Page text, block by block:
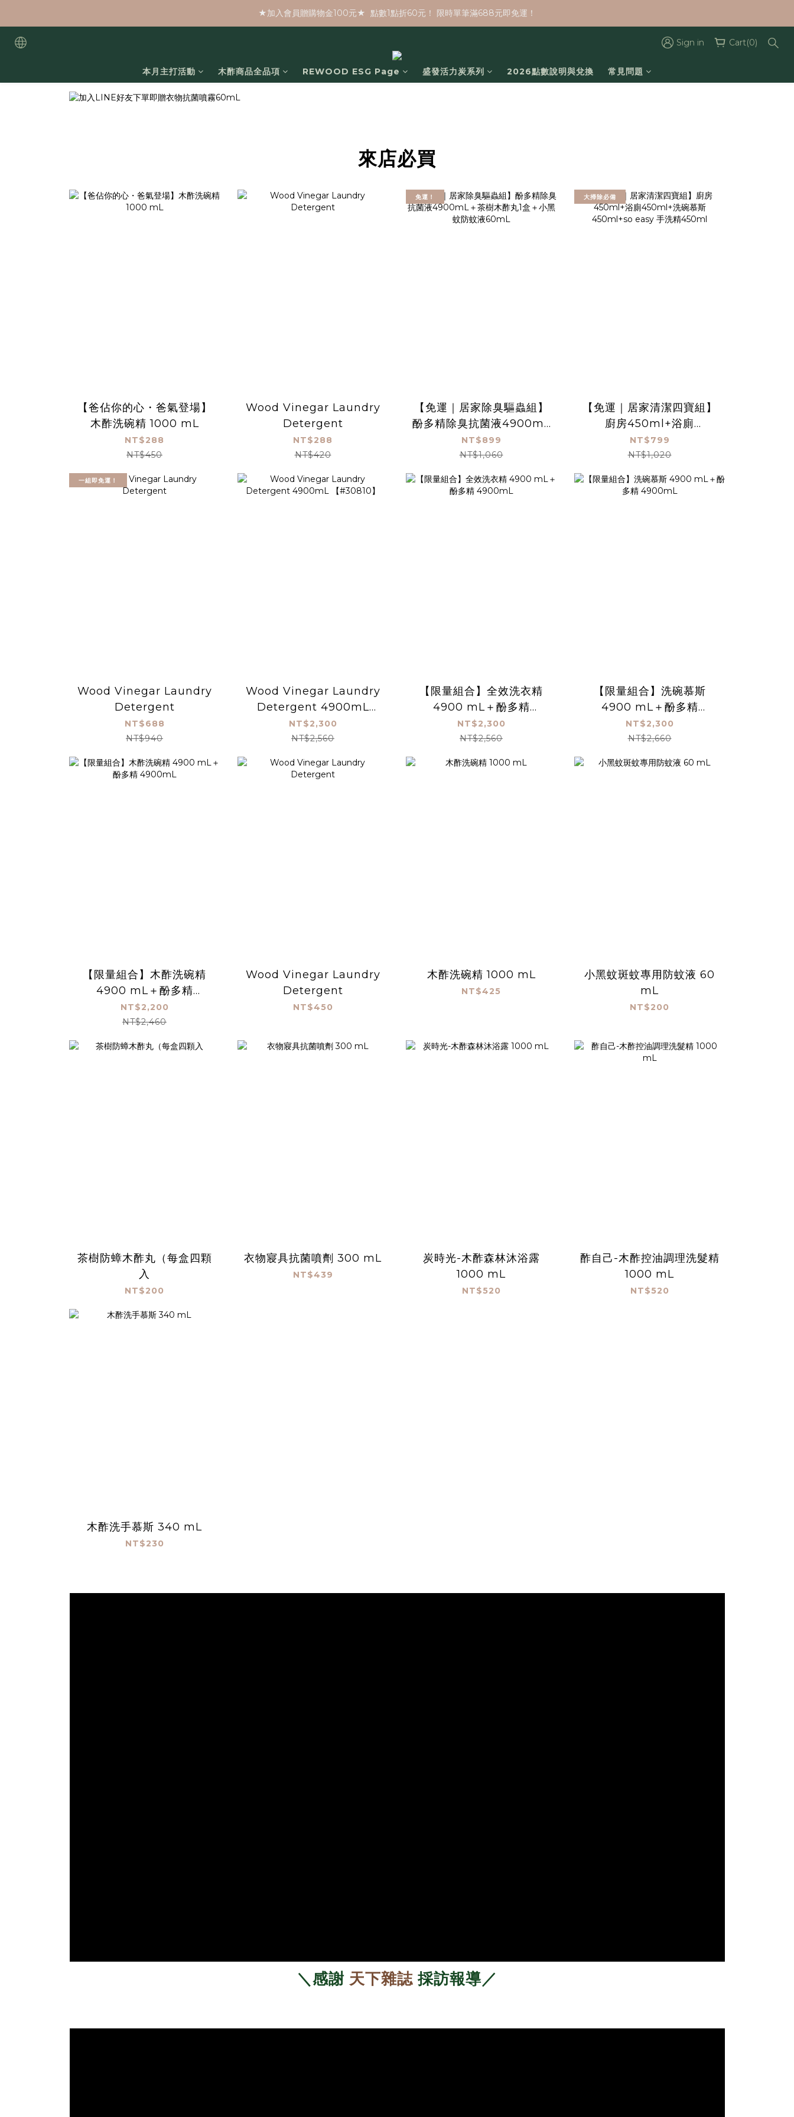
★加入會員贈購物金100元★  點數1點折60元！ 限時單筆滿688元即免運！
Sign in Cart(0)
本月主打活動 木酢商品全品項 REWOOD ESG Page 盛發活力炭系列 2026點數說明與兌換 常見問題 prev next
來店必買
【爸佔你的心・爸氣登場】
木酢洗碗精 1000 mL
NT$288
NT$450
Wood Vinegar Laundry
Detergent
NT$288
NT$420
免運！
【免運｜居家除臭驅蟲組】
酚多精除臭抗菌液4900mL
＋茶樹木酢丸1盒＋小黑蚊防
蚊液60mL
NT$899
NT$1,060
大掃除必備
【免運｜居家清潔四寶組】
廚房450ml+浴廁
450ml+洗碗慕斯
450ml+so easy 手洗精
NT$799
NT$1,020
一組即免運！
Wood Vinegar Laundry
Detergent
NT$688
NT$940
Wood Vinegar Laundry
Detergent 4900mL
【#30810】
NT$2,300
NT$2,560
【限量組合】全效洗衣精
4900 mL＋酚多精
4900mL
NT$2,300
NT$2,560
【限量組合】洗碗慕斯
4900 mL＋酚多精
4900mL
NT$2,300
NT$2,660
【限量組合】木酢洗碗精
4900 mL＋酚多精
4900mL
NT$2,200
NT$2,460
Wood Vinegar Laundry
Detergent
NT$450
木酢洗碗精 1000 mL
NT$425
小黑蚊斑蚊專用防蚊液 60
mL
NT$200
茶樹防蟑木酢丸（每盒四顆
入
NT$200
衣物寢具抗菌噴劑 300 mL
NT$439
炭時光-木酢森林沐浴露
1000 mL
NT$520
酢自己-木酢控油調理洗髮精
1000 mL
NT$520
木酢洗手慕斯 340 mL
NT$230
＼感謝 天下雜誌 採訪報導／